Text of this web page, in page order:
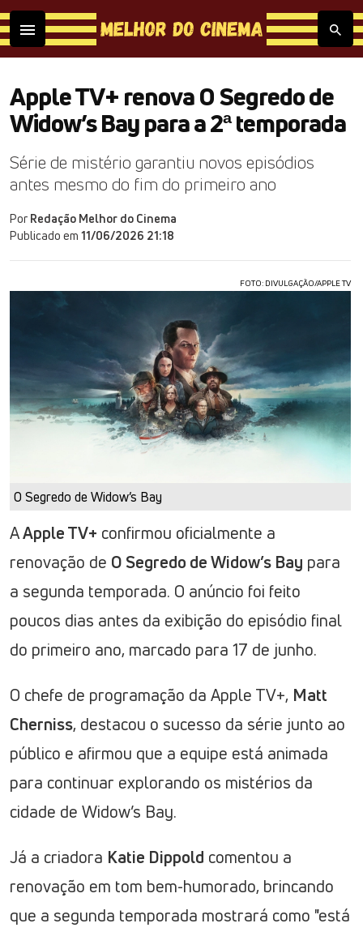
Apple TV+ renova O Segredo de
Widow’s Bay para a 2ª temporada
Série de mistério garantiu novos episódios
antes mesmo do fim do primeiro ano
Por Redação Melhor do Cinema
Publicado em 11/06/2026 21:18
FOTO: DIVULGAÇÃO/APPLE TV
O Segredo de Widow’s Bay
AApple TV+ confirmou oficialmente a
renovação de O Segredo de Widow’s Bay para
a segunda temporada. O anúncio foi feito
poucos dias antes da exibição do episódio final
do primeiro ano, marcado para 17 de junho.
O chefe de programação da Apple TV+, Matt
Cherniss, destacou o sucesso da série junto ao
público e afirmou que a equipe está animada
para continuar explorando os mistérios da
cidade de Widow’s Bay.
Já a criadora Katie Dippold comentou a
renovação em tom bem-humorado, brincando
que a segunda temporada mostrará como "está